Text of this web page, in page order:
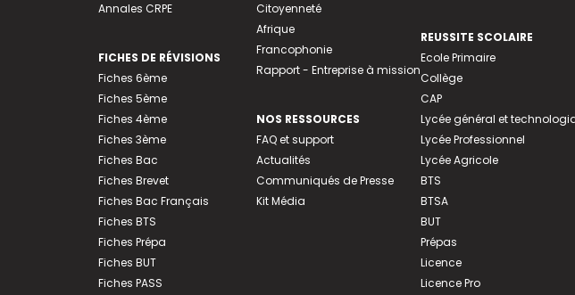
Annales CRPE
FICHES DE RÉVISIONS
Fiches 6ème
Fiches 5ème
Fiches 4ème
Fiches 3ème
Fiches Bac
Fiches Brevet
Fiches Bac Français
Fiches BTS
Fiches Prépa
Fiches BUT
Fiches PASS
Citoyenneté
Afrique
Francophonie
Rapport - Entreprise à mission
NOS RESSOURCES
FAQ et support
Actualités
Communiqués de Presse
Kit Média
REUSSITE SCOLAIRE
Ecole Primaire
Collège
CAP
Lycée général et
Lycée Professionnel
Lycée Agricole
BTS
BTSA
BUT
Prépas
Licence
Licence Pro